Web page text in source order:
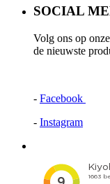
SOCIAL
Volg ons op
de nieuwste
- Facebook
- Instagram